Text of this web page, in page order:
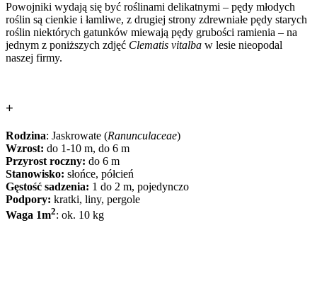
Powojniki wydają się być roślinami delikatnymi – pędy młodych
roślin są cienkie i łamliwe, z drugiej strony zdrewniałe pędy starych
roślin niektórych gatunków miewają pędy grubości ramienia – na
jednym z poniższych zdjęć Clematis vitalba w lesie nieopodal
naszej firmy.
+
Rodzina: Jaskrowate (Ranunculaceae)
Wzrost: do 1-10 m, do 6 m
Przyrost roczny: do 6 m
Stanowisko: słońce, półcień
Gęstość sadzenia: 1 do 2 m, pojedynczo
Podpory: kratki, liny, pergole
Waga 1m2: ok. 10 kg